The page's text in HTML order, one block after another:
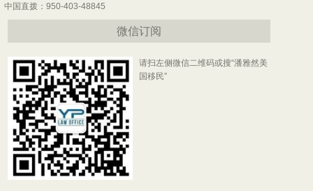
中国直拨：950-403-48845
微信订阅
请扫左侧微信二维码或搜“潘雅然美
国移民”